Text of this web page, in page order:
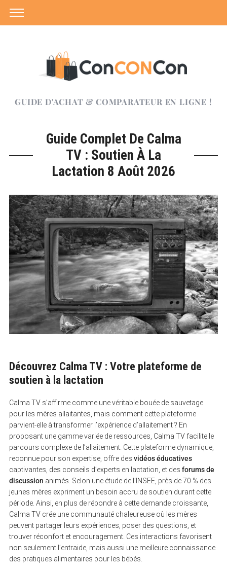
GUIDE D'ACHAT & COMPARATEUR EN LIGNE !
Guide Complet De Calma
TV : Soutien À La
Lactation 8 Août 2026
Découvrez Calma TV : Votre plateforme de
soutien à la lactation
Calma TV s’affirme comme une véritable bouée de sauvetage
pour les mères allaitantes, mais comment cette plateforme
parvient-elle à transformer l’expérience d’allaitement ? En
proposant une gamme variée de ressources, Calma TV facilite le
parcours complexe de l’allaitement. Cette plateforme dynamique,
reconnue pour son expertise, offre des vidéos éducatives
captivantes, des conseils d’experts en lactation, et des forums de
discussion animés. Selon une étude de l’INSEE, près de 70 % des
jeunes mères expriment un besoin accru de soutien durant cette
période. Ainsi, en plus de répondre à cette demande croissante,
Calma TV crée une communauté chaleureuse où les mères
peuvent partager leurs expériences, poser des questions, et
trouver réconfort et encouragement. Ces interactions favorisent
non seulement l’entraide, mais aussi une meilleure connaissance
des pratiques alimentaires pour les bébés.